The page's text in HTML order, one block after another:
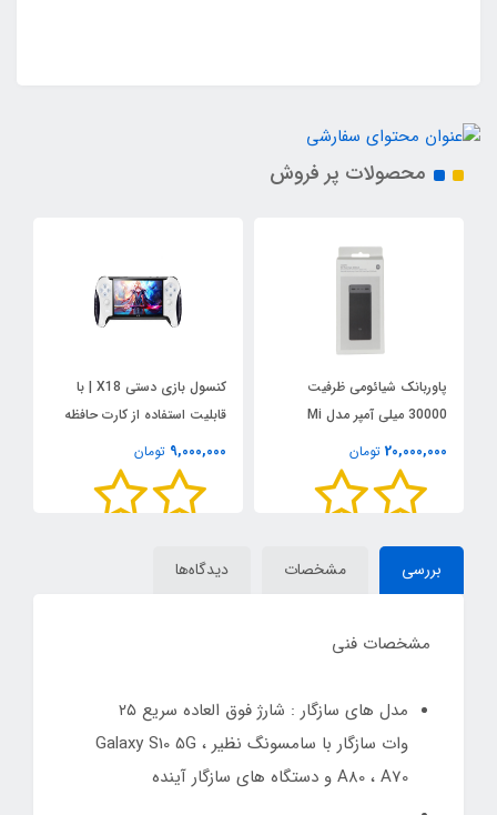
محصولات پر فروش
پاوربانک شیائومی ظرفیت
30000 میلی آمپر مدل Mi
Power Bank 30000mAh
PB3018ZM
20,000,000 تومان
کنسول بازی دستی X18 | با
قابلیت استفاده از کارت حافظه
9,000,000 تومان
بررسی مشخصات دیدگاه‌ها
مشخصات فنی
مدل های سازگار : شارژ فوق العاده سریع ۲۵
وات سازگار با سامسونگ نظیر Galaxy S10 5G ،
A80 ، A70 و دستگاه های سازگار آینده